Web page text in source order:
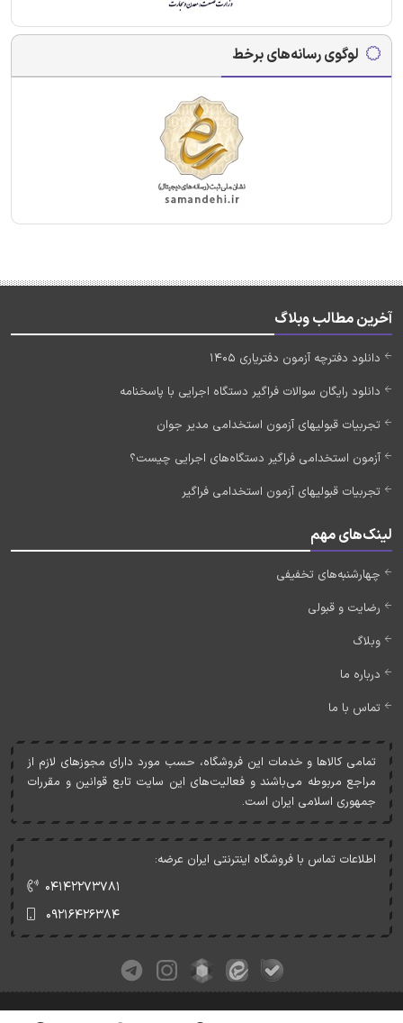
لوگوی رسانه‌های برخط
آخرین مطالب وبلاگ
دانلود دفترچه آزمون دفتریاری 1405
دانلود رایگان سوالات فراگیر دستگاه اجرایی با پاسخنامه
تجربیات قبولیهای آزمون استخدامی مدیر جوان
آزمون استخدامی فراگیر دستگاه‌های اجرایی چیست؟
تجربیات قبولیهای آزمون استخدامی فراگیر
لینک‌های مهم
چهارشنبه‌های تخفیفی
رضایت و قبولی
وبلاگ
درباره ما
تماس با ما
تمامی کالاها و خدمات اين فروشگاه، حسب مورد دارای مجوزهای لازم از
مراجع مربوطه می‌باشند و فعاليت‌های اين سايت تابع قوانين و مقررات
جمهوری اسلامی ايران است.
اطلاعات تماس با فروشگاه اینترنتی ایران عرضه:
۰۴۱۴۲۲۷۳۷۸۱
۰۹۲۱۶۴۲۶۳۸۴
کلیه حقوق این وبسایت متعلق به ایران عرضه می‌باشد.